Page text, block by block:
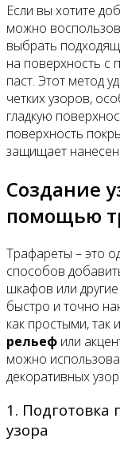
Если вы хотите
можно
выбрать
на поверхность с
паст. Этот метод
четких узоров,
гладкую
поверхность
защищает
Создание
помощью
Трафареты – это
способов
шкафов или
быстро и точно
как простыми, так
рельеф или
можно
декоративных
1. Подготовка
узора